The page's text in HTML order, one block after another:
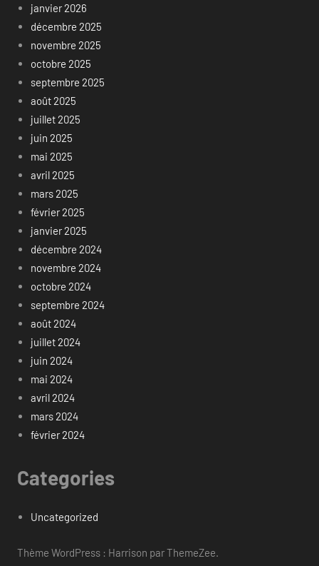
janvier 2026
décembre 2025
novembre 2025
octobre 2025
septembre 2025
août 2025
juillet 2025
juin 2025
mai 2025
avril 2025
mars 2025
février 2025
janvier 2025
décembre 2024
novembre 2024
octobre 2024
septembre 2024
août 2024
juillet 2024
juin 2024
mai 2024
avril 2024
mars 2024
février 2024
Categories
Uncategorized
Thème WordPress : Harrison par ThemeZee.